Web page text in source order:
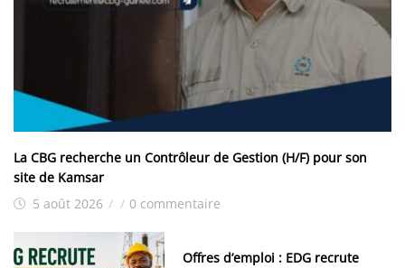
La CBG recherche un Contrôleur de Gestion (H/F) pour son
site de Kamsar
5 août 2026 / / 0 commentaire
Offres d’emploi : EDG recrute